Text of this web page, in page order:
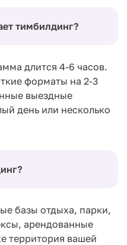
тимбилдинг?
длится 4-6 часов.
форматы на 2-3
выездные
день или несколько
базы отдыха, парки,
арендованные
территория вашей